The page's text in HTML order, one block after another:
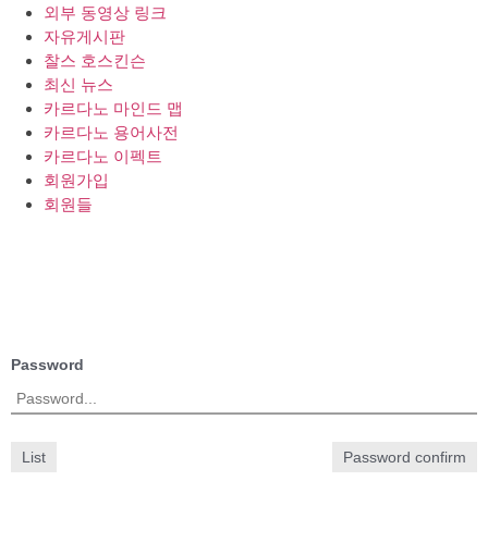
외부 동영상 링크
자유게시판
찰스 호스킨슨
최신 뉴스
카르다노 마인드 맵
카르다노 용어사전
카르다노 이펙트
회원가입
회원들
Password
List Password confirm